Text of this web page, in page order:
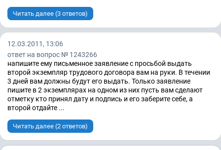
Читать далее (3 ответов)
12.03.2011, 13:06
ответ на вопрос № 1243266
напишите ему письменное заявление с просьбой выдать
второй экземпляр трудового договора вам на руки. В течении
3 дней вам должны будут его выдать. Только заявление
пишите в 2 экземплярах на одном из них пусть вам сделают
отметку кто принял дату и подпись и его заберите себе, а
второй отдайте ...
Читать далее (2 ответов)